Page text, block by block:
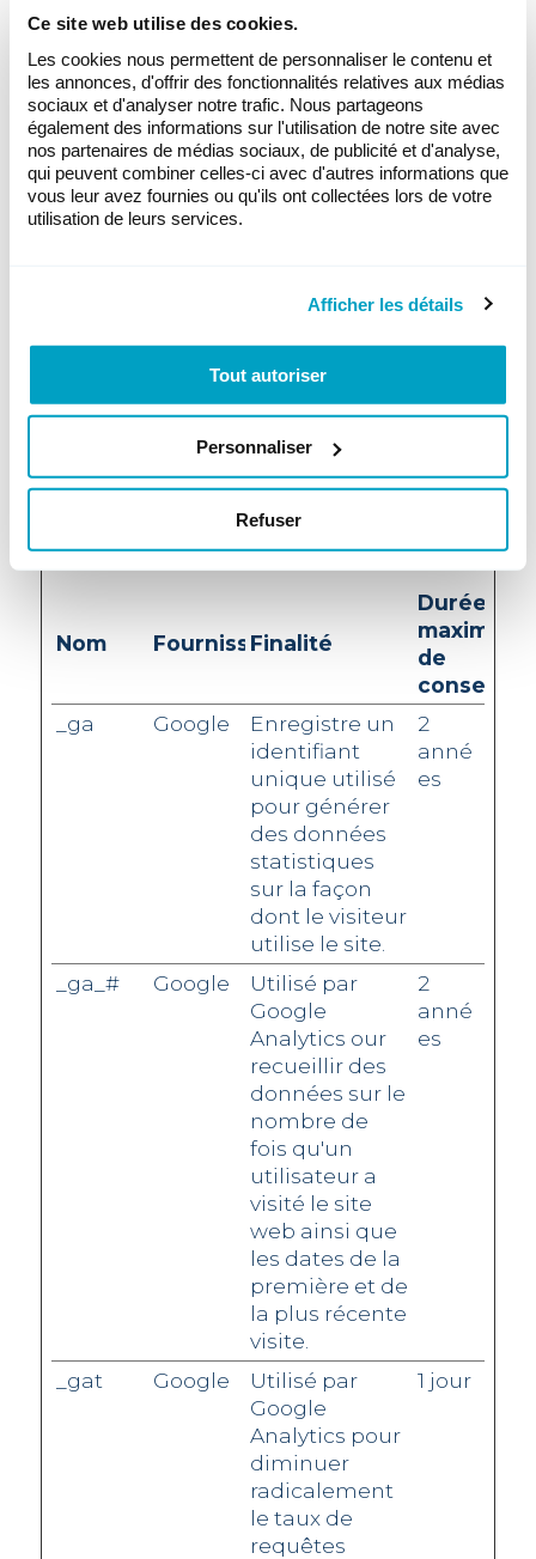
Ce site web utilise des cookies.
Les cookies nous permettent de personnaliser le contenu et
les annonces, d'offrir des fonctionnalités relatives aux médias
sociaux et d'analyser notre trafic. Nous partageons
également des informations sur l'utilisation de notre site avec
nos partenaires de médias sociaux, de publicité et d'analyse,
qui peuvent combiner celles-ci avec d'autres informations que
vous leur avez fournies ou qu'ils ont collectées lors de votre
utilisation de leurs services.
Afficher les détails
Tout autoriser
Personnaliser
Refuser
wpml_c
urrent_l
anguag
e
eole.ch
code de pays
calculé selon
l'adresse IP de
l'utilisateur.
Utilisé pour
déterminer
quelle langue
utilisateurs.
Statistiques (4)
Les cookies statistiques aident les
propriétaires du site web, par la collecte
manière anonyme, à comprendre
comment les visiteurs interagissent avec
les sites web.
Nom FournisseurFinalité
Durée
maximale
de
_ga
Google
Enregistre un
identifiant
unique utilisé
pour générer
des données
statistiques
sur la façon
dont le visiteur
utilise le site.
2
anné
es
_ga_# Google
Utilisé par
Google
Analytics our
recueillir des
données sur le
nombre de
fois qu'un
utilisateur a
visité le site
web ainsi que
les dates de la
première et de
la plus récente
visite.
2
anné
es
_gat Google
Utilisé par
Google
Analytics pour
diminuer
radicalement
le taux de
requêtes
1 jour